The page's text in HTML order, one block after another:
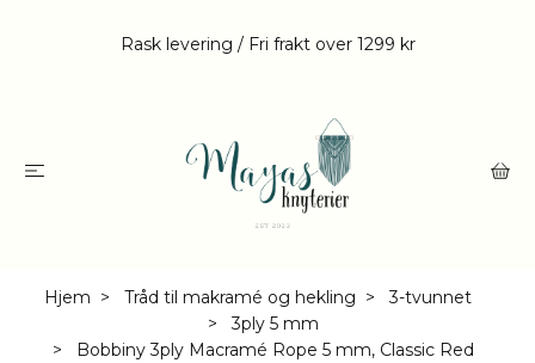
Rask levering / Fri frakt over 1299 kr
Hjem Tråd til makramé og hekling
3-tvunnet
3ply 5 mm
Bobbiny 3ply Macramé Rope 5 mm, Classic Red